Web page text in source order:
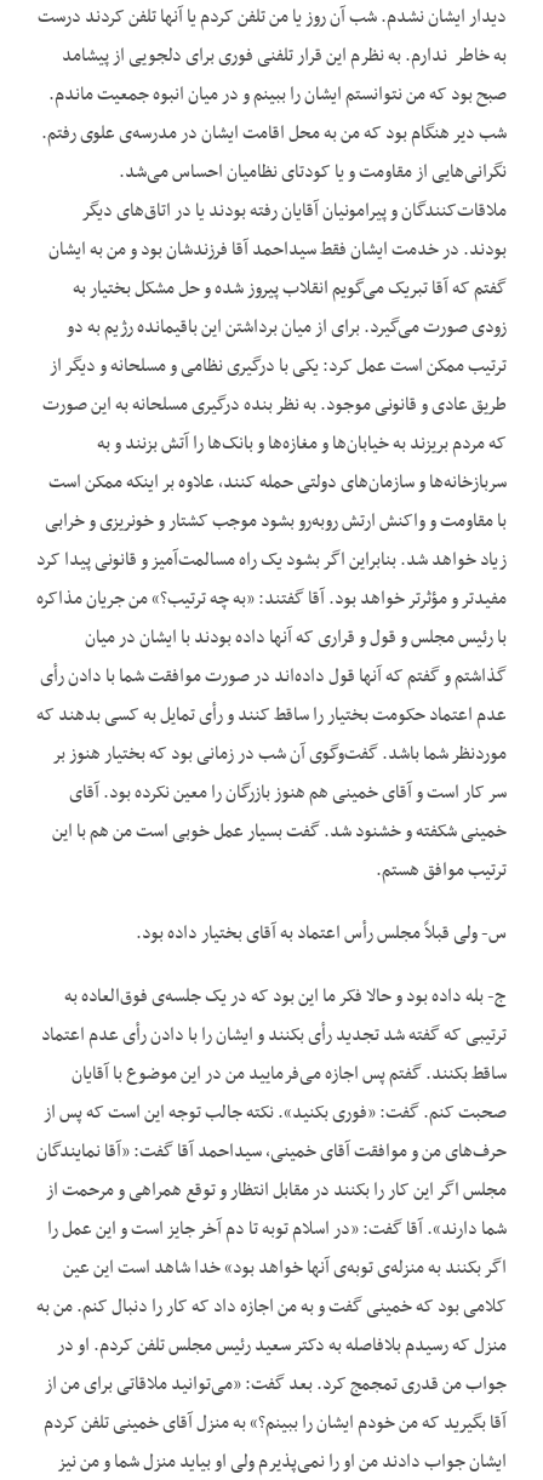
دیدار ایشان نشدم. شب آن روز یا من تلفن کردم یا آنها تلفن کردند درست
به خاطر ندارم. به نظرم این قرار تلفنی فوری برای دلجویی از پیشامد
صبح بود که من نتوانستم ایشان را ببینم و در میان انبوه جمعیت ماندم.
شب دیر هنگام بود که من به محل اقامت ایشان در مدرسه‌‌ی علوی رفتم.
نگرانی‌‌هایی از مقاومت و یا کودتای نظامیان احساس می‌‌شد.
ملاقات‌‌کنندگان و پیرامونیان آقایان رفته بودند یا در اتاق‌‌های دیگر
بودند. در خدمت ایشان فقط سیداحمد آقا فرزندشان بود و من به ایشان
گفتم که آقا تبریک می‌‌گویم انقلاب پیروز شده و حل مشکل بختیار به
زودی صورت می‌‌گیرد. برای از میان برداشتن این باقیمانده رژیم به دو
ترتیب ممکن است عمل کرد: یکی با درگیری نظامی و مسلحانه و دیگر از
طریق عادی و قانونی موجود. به نظر بنده درگیری مسلحانه به این صورت
که مردم بریزند به خیابان‌‌ها و مغازه‌‌ها و بانک‌‌ها را آتش بزنند و به
سربازخانه‌‌ها و سازمان‌‌های دولتی حمله کنند، علاوه بر اینکه ممکن است
با مقاومت و واکنش ارتش روبه‌‌رو بشود موجب کشتار و خونریزی و خرابی
زیاد خواهد شد. بنابراین اگر بشود یک راه مسالمت‌‌آمیز و قانونی پیدا کرد
مفیدتر و مؤثرتر خواهد بود. آقا گفتند: «به چه ترتیب؟» من جریان مذاکره
با رئیس مجلس و قول و قراری که آنها داده بودند با ایشان در میان
گذاشتم و گفتم که آنها قول داده‌‌اند در صورت موافقت شما با دادن رأی
عدم اعتماد حکومت بختیار را ساقط کنند و رأی تمایل به کسی بدهند که
موردنظر شما باشد. گفت‌وگوی آن شب در زمانی بود که بختیار هنوز بر
سر کار است و آقای خمینی هم هنوز بازرگان را معین نکرده بود. آقای
خمینی شکفته و خشنود شد. گفت بسیار عمل خوبی است من هم با این
ترتیب موافق هستم.
س- ولی قبلاً مجلس رأس اعتماد به آقای بختیار داده بود.
ج- بله داده بود و حالا فکر ما این بود که در یک جلسه‌‌ی فوق‌العاده به
ترتیبی که گفته شد تجدید رأی بکنند و ایشان را با دادن رأی عدم اعتماد
ساقط بکنند. گفتم پس اجازه می‌‌فرمایید من در این موضوع با آقایان
صحبت کنم. گفت: «فوری بکنید». نکته جالب توجه این است که پس از
حرف‌‌های من و موافقت آقای خمینی، سیداحمد آقا گفت: «آقا نمایندگان
مجلس اگر این کار را بکنند در مقابل انتظار و توقع همراهی و مرحمت از
شما دارند». آقا گفت: «در اسلام توبه تا دم آخر جایز است و این عمل را
اگر بکنند به منزله‌‌ی توبه‌‌ی آنها خواهد بود» خدا شاهد است این عین
کلامی بود که خمینی گفت و به من اجازه داد که کار را دنبال کنم. من به
منزل که رسیدم بلافاصله به دکتر سعید رئیس مجلس تلفن کردم. او در
جواب من قدری تمجمج کرد. بعد گفت: «می‌‌‌‌توانید ملاقاتی برای من از
آقا بگیرید که من خودم ایشان را ببینم؟» به منزل آقای خمینی تلفن کردم
ایشان جواب دادند من او را نمی‌‌پذیرم ولی او بیاید منزل شما و من نیز